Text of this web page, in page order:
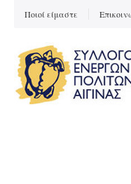
Ποιοί είμαστε